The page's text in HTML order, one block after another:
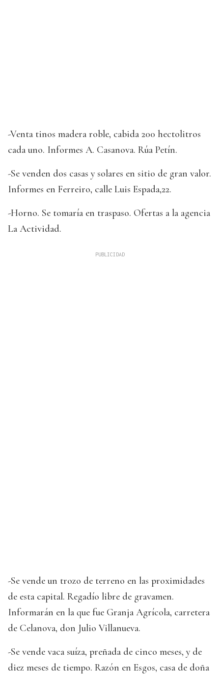
-Venta tinos madera roble, cabida 200 hectolitros
cada uno. Informes A. Casanova. Rúa Petín.
-Se venden dos casas y solares en sitio de gran valor.
Informes en Ferreiro, calle Luis Espada,22.
-Horno. Se tomaría en traspaso. Ofertas a la agencia
La Actividad.
-Se vende un trozo de terreno en las proximidades
de esta capital. Regadío libre de gravamen.
Informarán en la que fue Granja Agrícola, carretera
de Celanova, don Julio Villanueva.
-Se vende vaca suíza, preñada de cinco meses, y de
diez meses de tiempo. Razón en Esgos, casa de doña